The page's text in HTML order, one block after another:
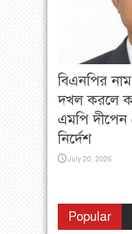
বিএনপির নাম
দখল করলে
এমপি
নির্দেশ
July 20, 2026
Popular